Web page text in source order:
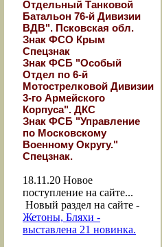
Отдельный Танковой
Батальон 76-й Дивизии
ВДВ". Псковская обл.
Знак ФСО Крым
Спецзнак
Знак ФСБ "Особый
Отдел по 6-й
Мотострелковой Дивизии
3-го Армейского
Корпуса". ДКС
Знак ФСБ "Управление
по Московскому
Военному Округу."
Спецзнак.
18.11.20 Новое
поступление на сайте...
Новый раздел на сайте -
Жетоны, Бляхи -
выставлена 21 новинка.